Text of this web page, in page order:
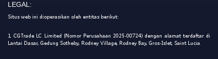
LEGAL:
Situs web ini dioperasikan oleh entitas berikut:
1. CGTrade LC Limited (Nomor Perusahaan 2025-00724) dengan alamat terdaftar di
Lantai Dasar, Gedung Sotheby, Rodney Village, Rodney Bay, Gros-Islet, Saint Lucia.